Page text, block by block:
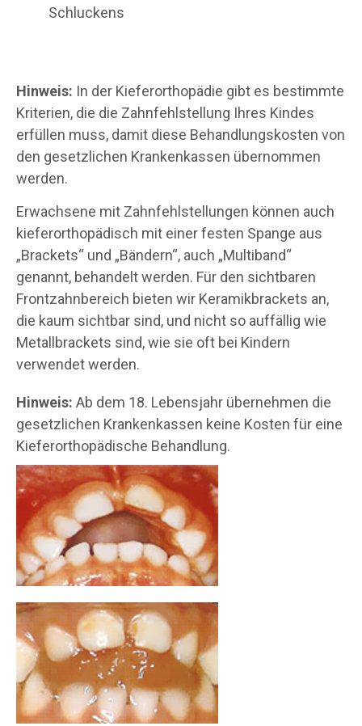
Schluckens
Hinweis: In der Kieferorthopädie gibt es bestimmte
Kriterien, die die Zahnfehlstellung Ihres Kindes
erfüllen muss, damit diese Behandlungskosten von
den gesetzlichen Krankenkassen übernommen
werden.
Erwachsene mit Zahnfehlstellungen können auch
kieferorthopädisch mit einer festen Spange aus
„Brackets“ und „Bändern“, auch „Multiband“
genannt, behandelt werden. Für den sichtbaren
Frontzahnbereich bieten wir Keramikbrackets an,
die kaum sichtbar sind, und nicht so auffällig wie
Metallbrackets sind, wie sie oft bei Kindern
verwendet werden.
Hinweis: Ab dem 18. Lebensjahr übernehmen die
gesetzlichen Krankenkassen keine Kosten für eine
Kieferorthopädische Behandlung.